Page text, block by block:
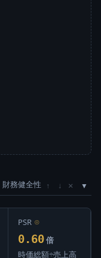
務健全性 ↑ ↓ ×
PSR ⊙
0.60 倍
時価総額÷売上高